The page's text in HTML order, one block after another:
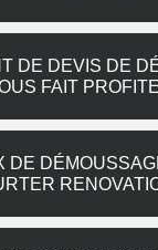
DE DEVIS DE
FAIT
DE